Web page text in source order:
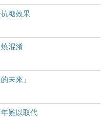
糖效果
混淆
未來」
難以取代